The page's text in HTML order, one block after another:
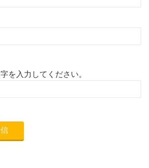
を入力してください。